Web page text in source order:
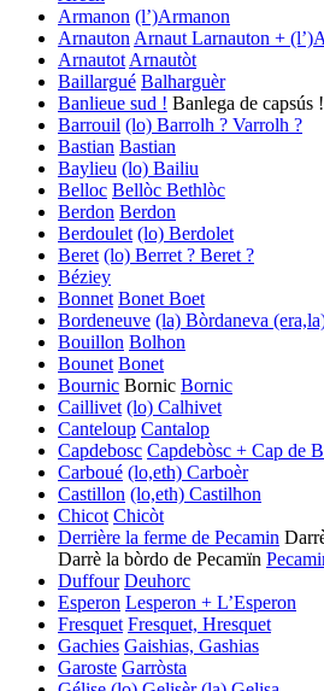
Armanon (l’)Armanon
Arnauton Arnaut Larnauton +
Arnautot Arnautòt
Baillargué Balharguèr
Banlieue sud ! Banlega de capsús
Barrouil (lo) Barrolh ? Varrolh ?
Bastian Bastian
Baylieu (lo) Bailiu
Belloc Bellòc Bethlòc
Berdon Berdon
Berdoulet (lo) Berdolet
Beret (lo) Berret ? Beret ?
Béziey
Bonnet Bonet Boet
Bordeneuve (la) Bòrdaneva
Bouillon Bolhon
Bounet Bonet
Bournic Bornic Bornic
Caillivet (lo) Calhivet
Canteloup Cantalop
Capdebosc Capdebòsc + Cap de
Carboué (lo,eth) Carboèr
Castillon (lo,eth) Castilhon
Chicot Chicòt
Derrière la ferme de Pecamin
Darrè la bòrdo de Pecamïn
Duffour Deuhorc
Esperon Lesperon + L’Esperon
Fresquet Fresquet, Hresquet
Gachies Gaishias, Gashias
Garoste Garròsta